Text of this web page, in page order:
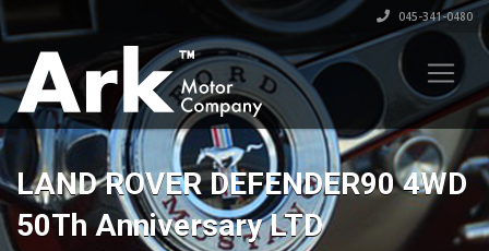
045-341-0480
LAND ROVER DEFENDER90 4WD
50Th Anniversary LTD